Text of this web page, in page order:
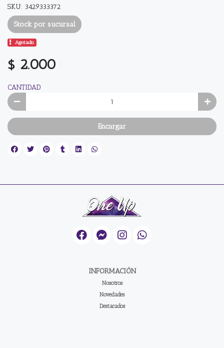
SKU: 3429333372
Stock por sucursal
Agotado.
$ 2.000
CANTIDAD
Encargar
INFORMACIÓN
Nosotros
Novedades
Destacados